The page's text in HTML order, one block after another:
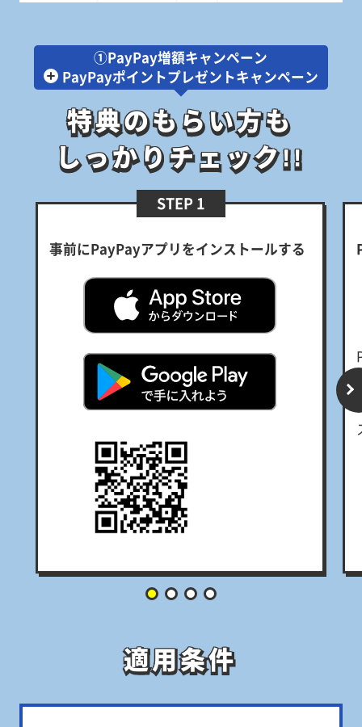
①PayPay増額キャンペーン
PayPayポイントプレゼントキャンペーン
特典のもらい方も
しっかりチェック!!
特典のもらい方も
しっかりチェック!!
STEP 1
事前にPayPayアプリをインストールする
適用条件
適用条件